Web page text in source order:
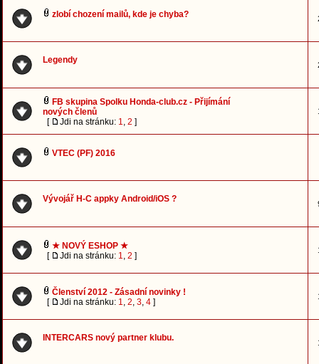
zlobí chození mailů, kde je chyba?
Legendy
FB skupina Spolku Honda-club.cz - Přijímání
nových členů
[
Jdi na stránku: 1, 2 ]
VTEC (PF) 2016
Vývojář H-C appky Android/iOS ?
★ NOVÝ ESHOP ★
[
Jdi na stránku: 1, 2 ]
Členství 2012 - Zásadní novinky !
[
Jdi na stránku: 1, 2, 3, 4 ]
INTERCARS nový partner klubu.